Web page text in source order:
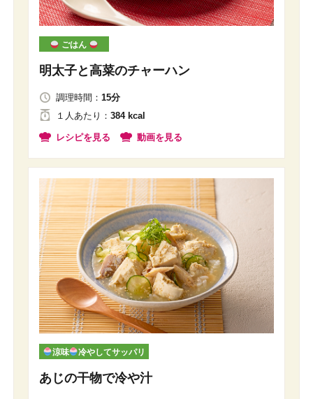
ごはん
明太子と高菜のチャーハン
調理時間： 15分
１人 あたり ： 384 kcal
レシピを見る 動画を見る
涼味 冷やしてサッパリ
あじの干物で冷や汁